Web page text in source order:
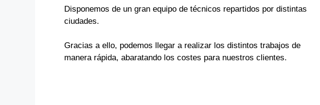
Disponemos de un gran equipo de técnicos repartidos por distintas
ciudades.
Gracias a ello, podemos llegar a realizar los distintos trabajos de
manera rápida, abaratando los costes para nuestros clientes.